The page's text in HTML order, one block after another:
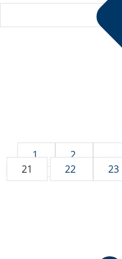
1 2 ...
21
22 23